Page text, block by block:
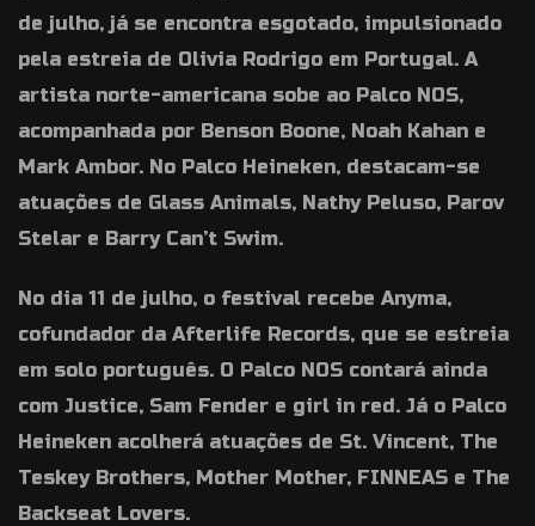
de julho, já se encontra esgotado, impulsionado
pela estreia de Olivia Rodrigo em Portugal. A
artista norte-americana sobe ao Palco NOS,
acompanhada por Benson Boone, Noah Kahan e
Mark Ambor. No Palco Heineken, destacam-se
atuações de Glass Animals, Nathy Peluso, Parov
Stelar e Barry Can’t Swim.
No dia 11 de julho, o festival recebe Anyma,
cofundador da Afterlife Records, que se estreia
em solo português. O Palco NOS contará ainda
com Justice, Sam Fender e girl in red. Já o Palco
Heineken acolherá atuações de St. Vincent, The
Teskey Brothers, Mother Mother, FINNEAS e The
Backseat Lovers.